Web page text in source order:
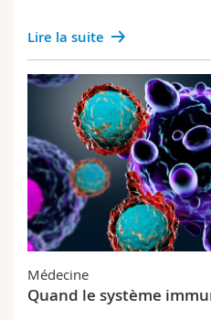
Lire la suite
Médecine
Quand le système